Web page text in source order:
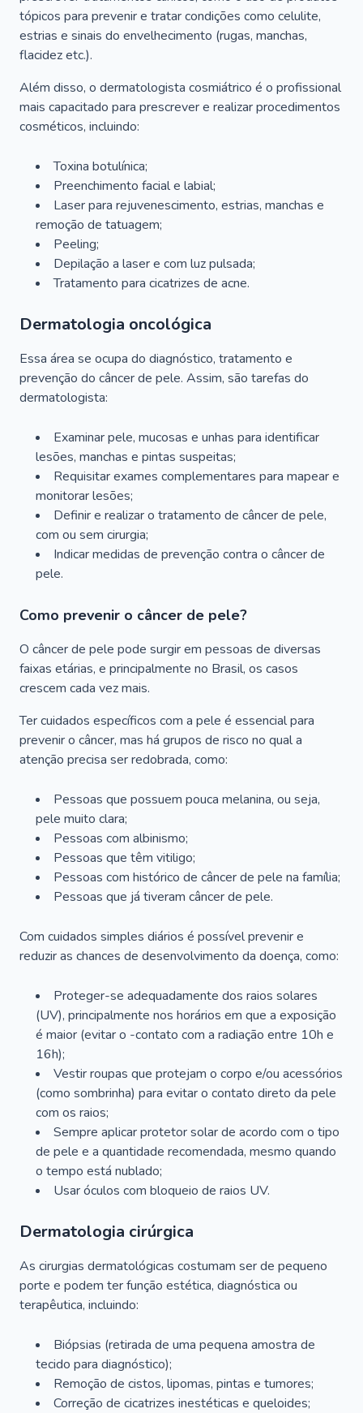
tópicos para prevenir e tratar condições como celulite,
estrias e sinais do envelhecimento (rugas, manchas,
flacidez etc.).
Além disso, o dermatologista cosmiátrico é o profissional
mais capacitado para prescrever e realizar procedimentos
cosméticos, incluindo:
Toxina botulínica;
Preenchimento facial e labial;
Laser para rejuvenescimento, estrias, manchas e
remoção de tatuagem;
Peeling;
Depilação a laser e com luz pulsada;
Tratamento para cicatrizes de acne.
Dermatologia oncológica
Essa área se ocupa do diagnóstico, tratamento e
prevenção do câncer de pele. Assim, são tarefas do
dermatologista:
Examinar pele, mucosas e unhas para identificar
lesões, manchas e pintas suspeitas;
Requisitar exames complementares para mapear e
monitorar lesões;
Definir e realizar o tratamento de câncer de pele,
com ou sem cirurgia;
Indicar medidas de prevenção contra o câncer de
pele.
Como prevenir o câncer de pele?
O câncer de pele pode surgir em pessoas de diversas
faixas etárias, e principalmente no Brasil, os casos
crescem cada vez mais.
Ter cuidados específicos com a pele é essencial para
prevenir o câncer, mas há grupos de risco no qual a
atenção precisa ser redobrada, como:
Pessoas que possuem pouca melanina, ou seja,
pele muito clara;
Pessoas com albinismo;
Pessoas que têm vitiligo;
Pessoas com histórico de câncer de pele na família;
Pessoas que já tiveram câncer de pele.
Com cuidados simples diários é possível prevenir e
reduzir as chances de desenvolvimento da doença, como:
Proteger-se adequadamente dos raios solares
(UV), principalmente nos horários em que a exposição
é maior (evitar o -contato com a radiação entre 10h e
16h);
Vestir roupas que protejam o corpo e/ou acessórios
(como sombrinha) para evitar o contato direto da pele
com os raios;
Sempre aplicar protetor solar de acordo com o tipo
de pele e a quantidade recomendada, mesmo quando
o tempo está nublado;
Usar óculos com bloqueio de raios UV.
Dermatologia cirúrgica
As cirurgias dermatológicas costumam ser de pequeno
porte e podem ter função estética, diagnóstica ou
terapêutica, incluindo:
Biópsias (retirada de uma pequena amostra de
tecido para diagnóstico);
Remoção de cistos, lipomas, pintas e tumores;
Correção de cicatrizes inestéticas e queloides;